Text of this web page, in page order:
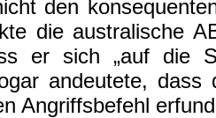
den
die australische
er sich „auf die
andeutete,
Angriffsbefehl